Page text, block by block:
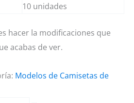
10 unidades
hacer la modificaciones que
acabas de ver.
Modelos de Camisetas de